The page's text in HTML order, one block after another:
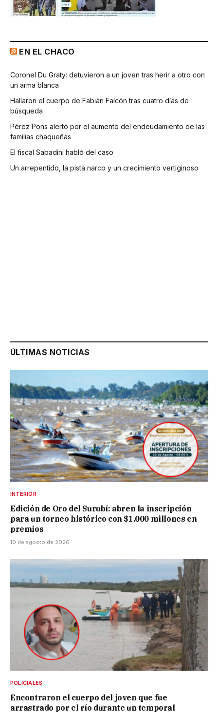
EN EL CHACO
Coronel Du Graty: detuvieron a un joven tras herir a otro con
un arma blanca
Hallaron el cuerpo de Fabián Falcón tras cuatro días de
búsqueda
Pérez Pons alertó por el aumento del endeudamiento de las
familias chaqueñas
El fiscal Sabadini habló del caso
Un arrepentido, la pista narco y un crecimiento vertiginoso
ÚLTIMAS NOTICIAS
INTERIOR
Edición de Oro del Surubí: abren la inscripción
para un torneo histórico con $1.000 millones en
premios
10 de agosto de 2026
POLICIALES
Encontraron el cuerpo del joven que fue
arrastrado por el río durante un temporal